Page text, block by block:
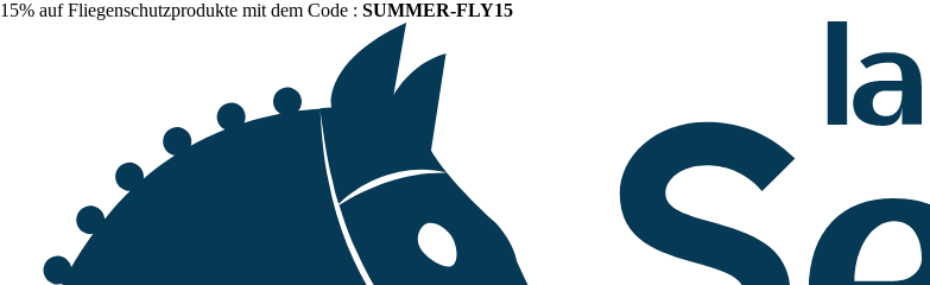
15% auf Fliegenschutzprodukte mit dem Code : SUMMER-FLY15